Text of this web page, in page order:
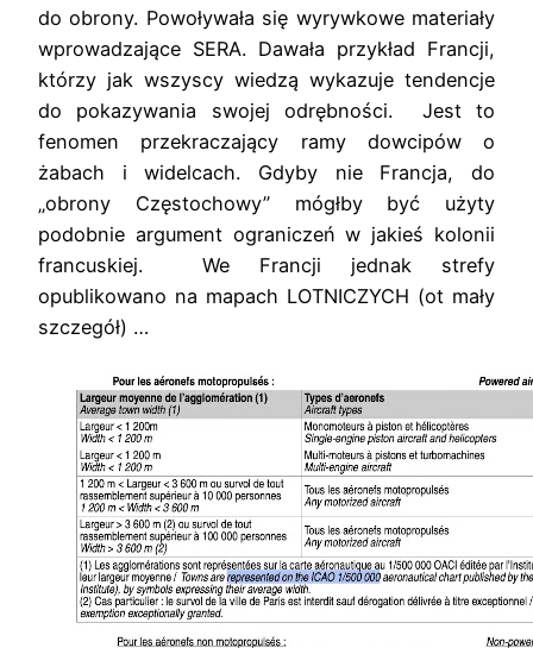
do obrony. Powoływała się wyrywkowe materiały
wprowadzające SERA. Dawała przykład Francji,
którzy jak wszyscy wiedzą wykazuje tendencje
do pokazywania swojej odrębności. Jest to
fenomen przekraczający ramy dowcipów o
żabach i widelcach. Gdyby nie Francja, do
„obrony Częstochowy” mógłby być użyty
podobnie argument ograniczeń w jakieś kolonii
francuskiej. We Francji jednak strefy
opublikowano na mapach LOTNICZYCH (ot mały
szczegół) …